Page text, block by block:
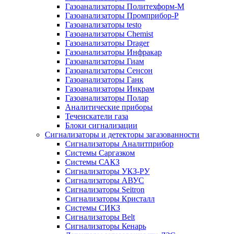
Газоанализаторы Политехформ-М
Газоанализаторы Промприбор-Р
Газоанализаторы testo
Газоанализаторы Chemist
Газоанализаторы Drager
Газоанализаторы Инфракар
Газоанализаторы Гиам
Газоанализаторы Сенсон
Газоанализаторы Ганк
Газоанализаторы Инкрам
Газоанализаторы Полар
Аналитические приборы
Течеискатели газа
Блоки сигнализации
Сигнализаторы и детекторы загазованности
Сигнализаторы Аналитприбор
Системы Саргазком
Системы САКЗ
Сигнализаторы УКЗ-РУ
Сигнализаторы АВУС
Сигнализаторы Seitron
Сигнализаторы Кристалл
Системы СИКЗ
Сигнализаторы Belt
Сигнализаторы Кенарь